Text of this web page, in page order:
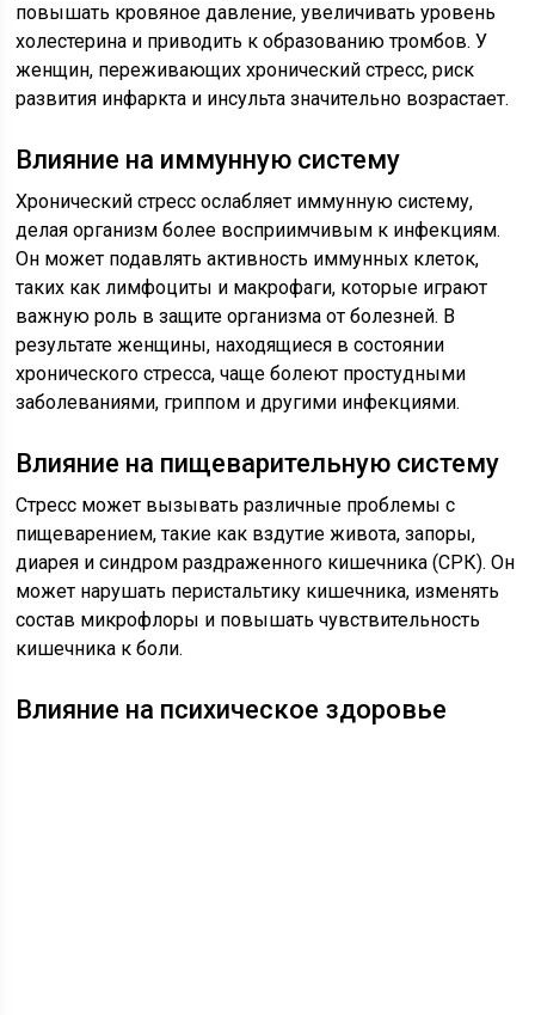
повышать кровяное давление, увеличивать уровень
холестерина и приводить к образованию тромбов. У
женщин, переживающих хронический стресс, риск
развития инфаркта и инсульта значительно возрастает.
Влияние на иммунную систему
Хронический стресс ослабляет иммунную систему,
делая организм более восприимчивым к инфекциям.
Он может подавлять активность иммунных клеток,
таких как лимфоциты и макрофаги, которые играют
важную роль в защите организма от болезней. В
результате женщины, находящиеся в состоянии
хронического стресса, чаще болеют простудными
заболеваниями, гриппом и другими инфекциями.
Влияние на пищеварительную систему
Стресс может вызывать различные проблемы с
пищеварением, такие как вздутие живота, запоры,
диарея и синдром раздраженного кишечника (СРК). Он
может нарушать перистальтику кишечника, изменять
состав микрофлоры и повышать чувствительность
кишечника к боли.
Влияние на психическое здоровье